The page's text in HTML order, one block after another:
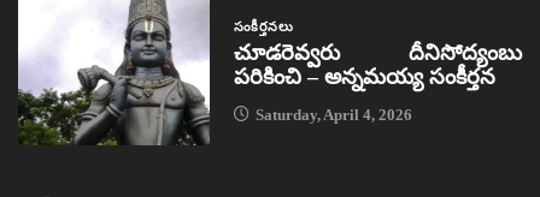
సంకీర్తనలు
చూడరెవ్వరు దీనిసోద్యంబు
పరికించి – అన్నమయ్య సంకీర్తన
Saturday, April 4, 2026